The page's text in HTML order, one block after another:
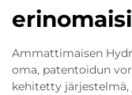
Ammattimaisen
oma, patentoidun
kehitetty